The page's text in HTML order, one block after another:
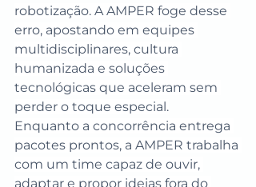
robotização. A AMPER foge desse
erro, apostando em equipes
multidisciplinares, cultura
humanizada e soluções
tecnológicas que aceleram sem
perder o toque especial.
Enquanto a concorrência entrega
pacotes prontos, a AMPER trabalha
com um time capaz de ouvir,
adaptar e propor ideias fora do